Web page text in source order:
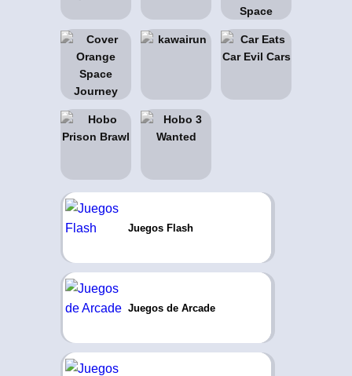
Juegos Flash
Juegos de Arcade